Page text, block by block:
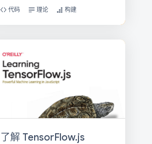
代码 理论 构建
了解 TensorFlow.js